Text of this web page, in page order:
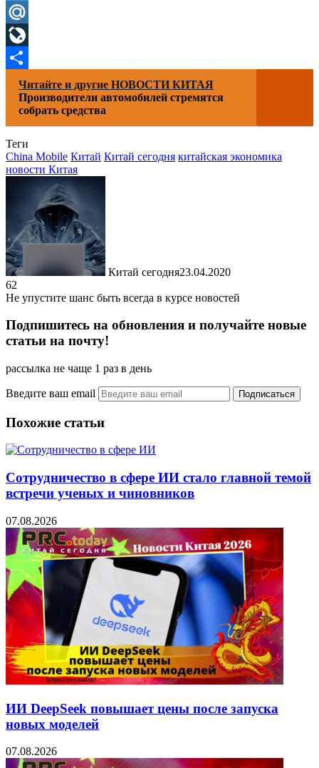
Telegram
Mail.Ru
LiveJournal
Отправить
Читайте и другие НОВОСТИ КИТАЯ
Производители автомобилей стремятся
собрать средства
Теги
China Mobile Китай Китай сегодня китайская экономика
новости Китая
Китай сегодня23.04.2020
62
Не упустите шанс быть всегда в курсе новостей
Подпишитесь на обновления и получайте новые
статьи на почту!
рассылка не чаще 1 раз в день
Введите ваш email
Похожие статьи
Сотрудничество в сфере ИИ стало главной темой
встречи ученых и чиновников
07.08.2026
ИИ DeepSeek повышает цены после запуска
новых моделей
07.08.2026